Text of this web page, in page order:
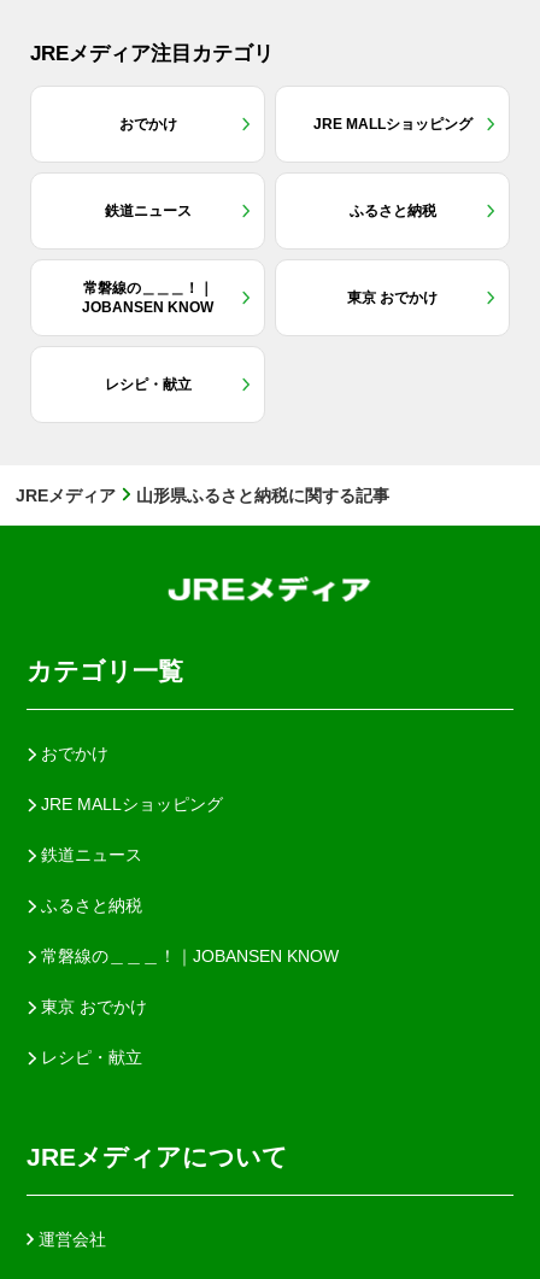
JREメディア注目カテゴリ
おでかけ JRE MALLショッピング
鉄道ニュース ふるさと納税
常磐線の＿＿＿！｜
JOBANSEN KNOW
東京 おでかけ
レシピ・献立
JREメディア 山形県ふるさと納税に関する記事
カテゴリ一覧
おでかけ
JRE MALLショッピング
鉄道ニュース
ふるさと納税
常磐線の＿＿＿！｜JOBANSEN KNOW
東京 おでかけ
レシピ・献立
JREメディアについて
運営会社